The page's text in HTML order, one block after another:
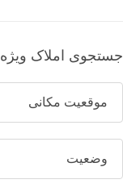
جستجوی املاک ویژه
موقعیت مکانی
وضعیت